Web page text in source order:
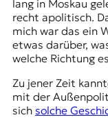
M
e
d
i
e
n
k
o
lang in Moskau
recht apolitisch.
mich war das ein
etwas darüber,
welche Richtung
Zu jener Zeit
mit der
sich solche